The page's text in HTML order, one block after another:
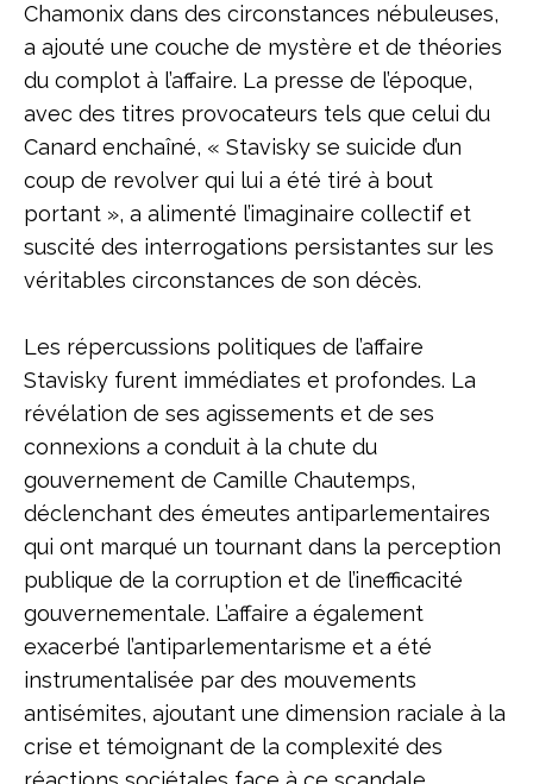
Chamonix dans des circonstances nébuleuses,
a ajouté une couche de mystère et de théories
du complot à l’affaire. La presse de l’époque,
avec des titres provocateurs tels que celui du
Canard enchaîné, « Stavisky se suicide d’un
coup de revolver qui lui a été tiré à bout
portant », a alimenté l’imaginaire collectif et
suscité des interrogations persistantes sur les
véritables circonstances de son décès.
Les répercussions politiques de l’affaire
Stavisky furent immédiates et profondes. La
révélation de ses agissements et de ses
connexions a conduit à la chute du
gouvernement de Camille Chautemps,
déclenchant des émeutes antiparlementaires
qui ont marqué un tournant dans la perception
publique de la corruption et de l’inefficacité
gouvernementale. L’affaire a également
exacerbé l’antiparlementarisme et a été
instrumentalisée par des mouvements
antisémites, ajoutant une dimension raciale à la
crise et témoignant de la complexité des